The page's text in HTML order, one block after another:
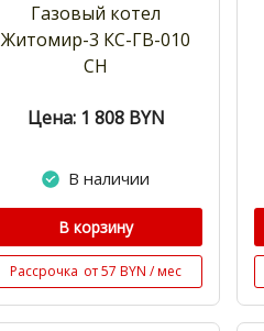
Газовый котел
Житомир-3 КС-ГВ-010
СН
Цена: 1 808 BYN
В наличии
В корзину
Рассрочка от 57 BYN / мес